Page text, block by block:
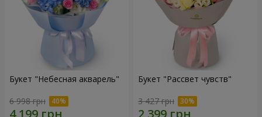
Букет "Небесная акварель"
6 998 грн
Букет "Рассвет чувств"
3 427 грн